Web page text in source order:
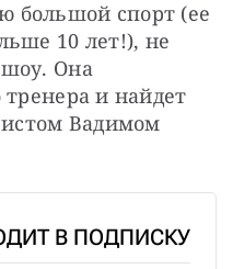
спорт (ее
10 лет!), не
Она
тренера и найдет
Вадимом
В ПОДПИСКУ